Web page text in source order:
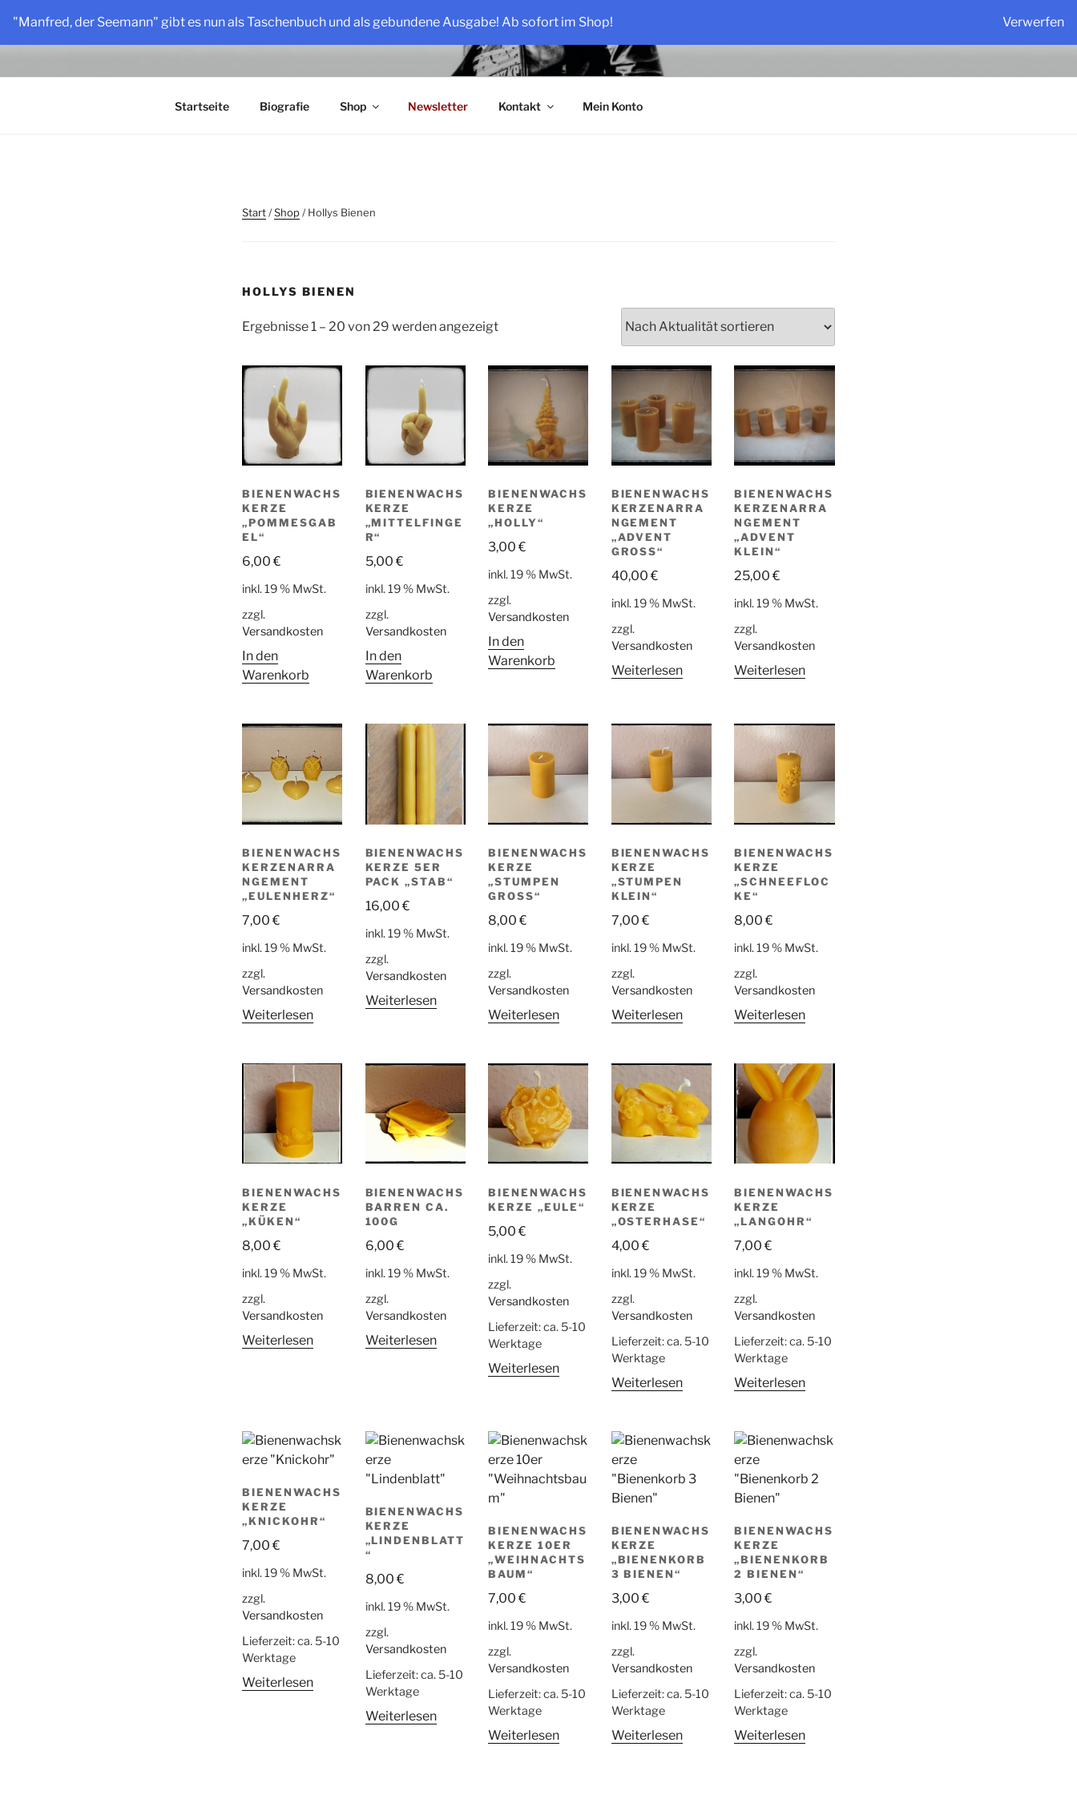
"Manfred, der Seemann" gibt es nun als Taschenbuch und als gebundene Ausgabe! Ab sofort im Shop! Verwerfen
Inhalt
springen
HOLLY LOOSE
Vater, Sänger, Autor, Erzähler
Startseite Biografie Shop Newsletter Kontakt Mein Konto
Start/Shop/ Hollys Bienen
HOLLYS BIENEN
Ergebnisse 1 – 20 von 29 werden angezeigtNach
sortiert
BIENENWACHS
KERZE
„POMMESGAB
EL“
6,00€
inkl. 19 % MwSt.
zzgl.
Versandkosten
In den
Warenkorb
BIENENWACHS
KERZE
„MITTELFINGE
R“
5,00€
inkl. 19 % MwSt.
zzgl.
Versandkosten
In den
Warenkorb
BIENENWACHS
KERZE
„HOLLY“
3,00€
inkl. 19 % MwSt.
zzgl.
Versandkosten
In den
Warenkorb
BIENENWACHS
KERZENARRA
NGEMENT
„ADVENT
GROSS“
40,00€
inkl. 19 % MwSt.
zzgl.
Versandkosten
Weiterlesen
BIENENWACHS
KERZENARRA
NGEMENT
„ADVENT
KLEIN“
25,00€
inkl. 19 % MwSt.
zzgl.
Versandkosten
Weiterlesen
BIENENWACHS
KERZENARRA
NGEMENT
„EULENHERZ“
7,00€
inkl. 19 % MwSt.
zzgl.
Versandkosten
Weiterlesen
BIENENWACHS
KERZE 5ER
PACK „STAB“
16,00€
inkl. 19 % MwSt.
zzgl.
Versandkosten
Weiterlesen
BIENENWACHS
KERZE
„STUMPEN
GROSS“
8,00€
inkl. 19 % MwSt.
zzgl.
Versandkosten
Weiterlesen
BIENENWACHS
KERZE
„STUMPEN
KLEIN“
7,00€
inkl. 19 % MwSt.
zzgl.
Versandkosten
Weiterlesen
BIENENWACHS
KERZE
„SCHNEEFLOC
KE“
8,00€
inkl. 19 % MwSt.
zzgl.
Versandkosten
Weiterlesen
BIENENWACHS
KERZE
„KÜKEN“
8,00€
inkl. 19 % MwSt.
zzgl.
Versandkosten
Weiterlesen
BIENENWACHS
BARREN CA.
100G
6,00€
inkl. 19 % MwSt.
zzgl.
Versandkosten
Weiterlesen
BIENENWACHS
KERZE „EULE“
5,00€
inkl. 19 % MwSt.
zzgl.
Versandkosten
Lieferzeit:ca. 5-10
Werktage
Weiterlesen
BIENENWACHS
KERZE
„OSTERHASE“
4,00€
inkl. 19 % MwSt.
zzgl.
Versandkosten
Lieferzeit:ca. 5-10
Werktage
Weiterlesen
BIENENWACHS
KERZE
„LANGOHR“
7,00€
inkl. 19 % MwSt.
zzgl.
Versandkosten
Lieferzeit:ca. 5-10
Werktage
Weiterlesen
BIENENWACHS
KERZE
„KNICKOHR“
7,00€
inkl. 19 % MwSt.
zzgl.
Versandkosten
Lieferzeit:ca. 5-10
Werktage
Weiterlesen
BIENENWACHS
KERZE
„LINDENBLATT
“
8,00€
inkl. 19 % MwSt.
zzgl.
Versandkosten
Lieferzeit:ca. 5-10
Werktage
Weiterlesen
BIENENWACHS
KERZE 10ER
„WEIHNACHTS
BAUM“
7,00€
inkl. 19 % MwSt.
zzgl.
Versandkosten
Lieferzeit:ca. 5-10
Werktage
Weiterlesen
BIENENWACHS
KERZE
„BIENENKORB
3 BIENEN“
3,00€
inkl. 19 % MwSt.
zzgl.
Versandkosten
Lieferzeit:ca. 5-10
Werktage
Weiterlesen
BIENENWACHS
KERZE
„BIENENKORB
2 BIENEN“
3,00€
inkl. 19 % MwSt.
zzgl.
Versandkosten
Lieferzeit:ca. 5-10
Werktage
Weiterlesen